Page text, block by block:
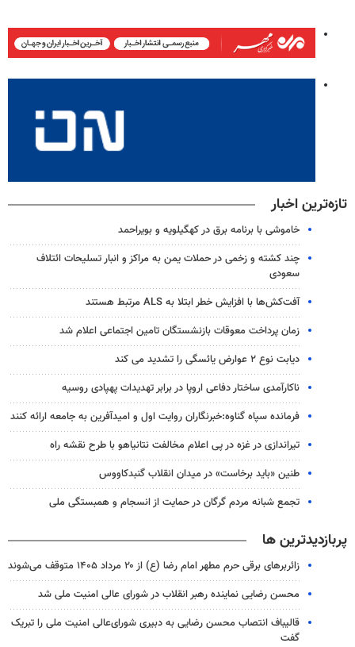
تازه‌ترین اخبار
خاموشی با برنامه برق در کهگیلویه و بویراحمد
چند کشته و زخمی در حملات یمن به مراکز و انبار تسلیحات ائتلاف
سعودی
آفت‌کش‌ها با افزایش خطر ابتلا به ALS مرتبط هستند
زمان پرداخت معوقات بازنشستگان تامین اجتماعی اعلام شد
دیابت نوع ۲ عوارض یائسگی را تشدید می کند
ناکارآمدی ساختار دفاعی اروپا در برابر تهدیدات پهپادی روسیه
فرمانده سپاه گناوه:خبرنگاران روایت اول و امیدآفرین به جامعه ارائه کنند
تیراندازی در غزه در پی اعلام مخالفت نتانیاهو با طرح نقشه راه
طنین «باید برخاست» در میدان انقلاب گنبدکاووس
تجمع شبانه مردم گرگان در حمایت از انسجام و همبستگی ملی
پربازدیدترین ها
زائربرهای برقی حرم مطهر امام رضا (ع) از ۲۰ مرداد ۱۴۰۵ متوقف می‌شوند
محسن رضایی نماینده رهبر انقلاب در شورای عالی امنیت ملی شد
قالیباف انتصاب محسن رضایی به دبیری شورای‌عالی امنیت ملی را تبریک
گفت